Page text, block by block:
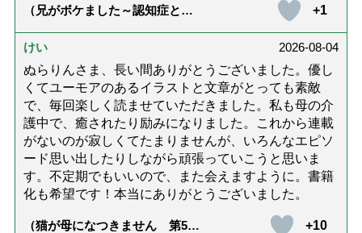
（兄がボケました～認知症と介
達』が届きました」）
+1
けい
2026-08-04
ぬらりんさま、長い間ありがとうございました。優し
くてユーモアのあるイラストと文章がとっても素敵
で、毎回楽しく読ませていただきました。私も母の介
護中で、癒されたり励みになりました。これから連載
がないのが寂しくてたまりませんが、いろんなエピソ
ード思い出したりしながら頑張っていこうと思いま
す。不定期でもいいので、また会えますように。書籍
化も希望です！本当にありがとうございました。
（猫が母になつきません 第500
+10